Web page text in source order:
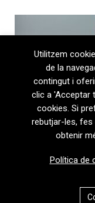
08720 Vilafranca
T+34 938
Utilitzem
de la
contingut i
clic a 'Acceptar
cookies. Si
rebutjar-les, fes
obtenir
Política de